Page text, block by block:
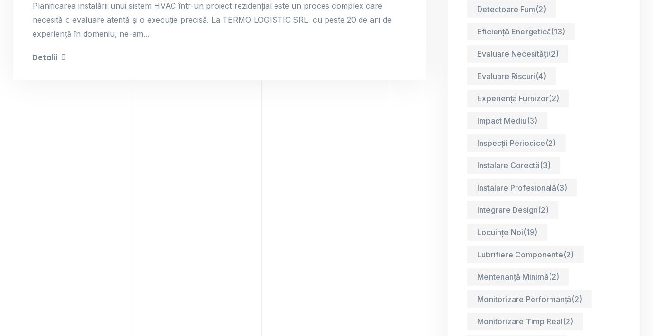
Planificarea instalării unui sistem HVAC într-un proiect rezidențial este un proces complex care
necesită o evaluare atentă și o execuție precisă. La TERMO LOGISTIC SRL, cu peste 20 de ani de
experiență în domeniu, ne-am...
Detalii
Detectoare Fum(2)
Eficiență Energetică(13)
Evaluare Necesități(2)
Evaluare Riscuri(4)
Experiență Furnizor(2)
Impact Mediu(3)
Inspecții Periodice(2)
Instalare Corectă(3)
Instalare Profesională(3)
Integrare Design(2)
Locuințe Noi(19)
Lubrifiere Componente(2)
Mentenanță Minimă(2)
Monitorizare Performanță(2)
Monitorizare Timp Real(2)